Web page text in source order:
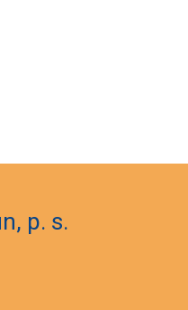
p. s.